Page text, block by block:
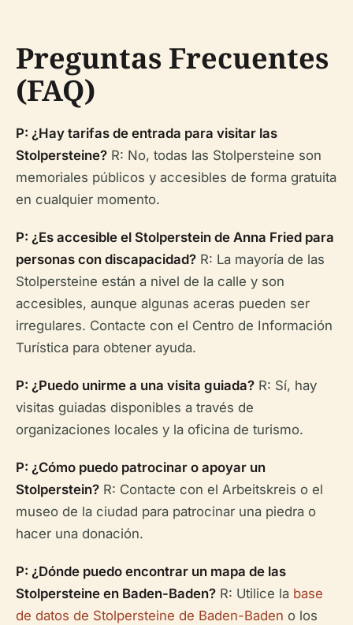
Preguntas Frecuentes
(FAQ)
P: ¿Hay tarifas de entrada para visitar las
Stolpersteine? R: No, todas las Stolpersteine son
memoriales públicos y accesibles de forma gratuita
en cualquier momento.
P: ¿Es accesible el Stolperstein de Anna Fried para
personas con discapacidad? R: La mayoría de las
Stolpersteine están a nivel de la calle y son
accesibles, aunque algunas aceras pueden ser
irregulares. Contacte con el Centro de Información
Turística para obtener ayuda.
P: ¿Puedo unirme a una visita guiada? R: Sí, hay
visitas guiadas disponibles a través de
organizaciones locales y la oficina de turismo.
P: ¿Cómo puedo patrocinar o apoyar un
Stolperstein? R: Contacte con el Arbeitskreis o el
museo de la ciudad para patrocinar una piedra o
hacer una donación.
P: ¿Dónde puedo encontrar un mapa de las
Stolpersteine en Baden-Baden? R: Utilice la base
de datos de Stolpersteine de Baden-Baden o los